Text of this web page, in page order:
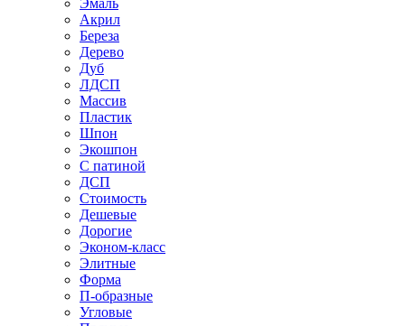
Эмаль
Акрил
Береза
Дерево
Дуб
ЛДСП
Массив
Пластик
Шпон
Экошпон
С патиной
ДСП
Стоимость
Дешевые
Дорогие
Эконом-класс
Элитные
Форма
П-образные
Угловые